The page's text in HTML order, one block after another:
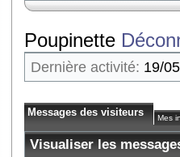
Poupinette
Dernière activité: 19/
Messages des visiteurs Mes
Visualiser les